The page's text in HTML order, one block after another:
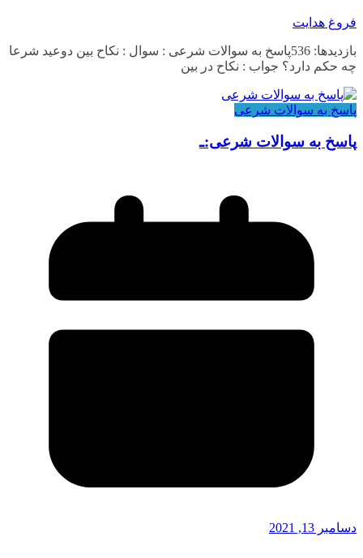
فروغ هدایت
بازدیدها: 536پاسخ به سوالات شرعی : سوال : نکاح بین دوعید شرعا
چه حکم دارد؟ جواب : نکاح در بین
پاسخ به سوالات شرعی
پاسخ به سوالات شرعی:ـ
دسامبر 13, 2021